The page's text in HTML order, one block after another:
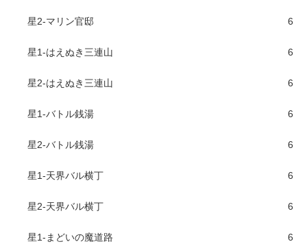
星2-マリン官邸 6
星1-はえぬき三連山 6
星2-はえぬき三連山 6
星1-バトル銭湯 6
星2-バトル銭湯 6
星1-天界バル横丁 6
星2-天界バル横丁 6
星1-まどいの魔道路 6